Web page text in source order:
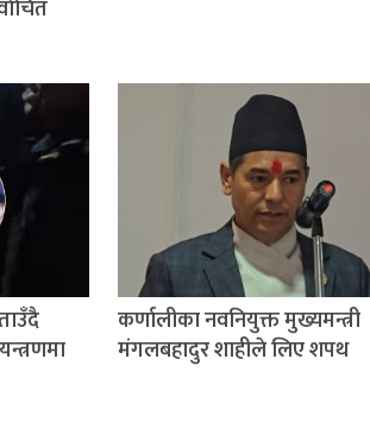
कर्णालीका नवनियुक्त मुख्यमन्त्री
मंगलबहादुर शाहीले लिए शपथ